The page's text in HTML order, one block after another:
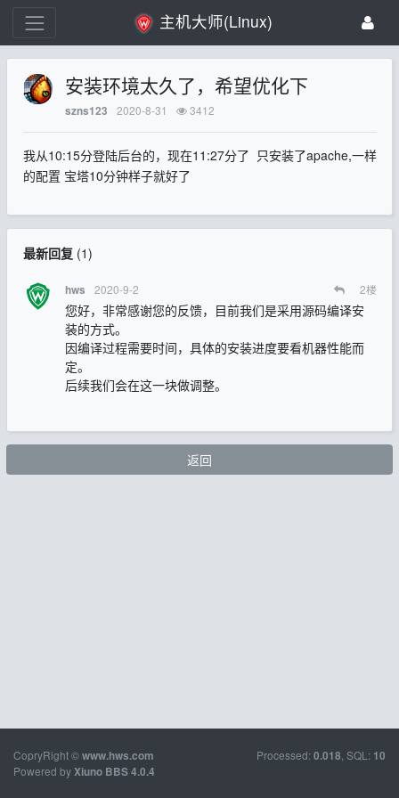
主机大师(Linux)
安装环境太久了，希望优化下
szns123 2020-8-31 3412
我从10:15分登陆后台的，现在11:27分了 只安装了apache,一样
的配置 宝塔10分钟样子就好了
最新回复(1)
hws 2020-9-2 2楼
您好，非常感谢您的反馈，目前我们是采用源码编译安
装的方式。
因编译过程需要时间，具体的安装进度要看机器性能而
定。
后续我们会在这一块做调整。
返回
CopryRight ©www.hws.com
Powered byXiuno BBS4.0.4
Processed: 0.018 , SQL: 10